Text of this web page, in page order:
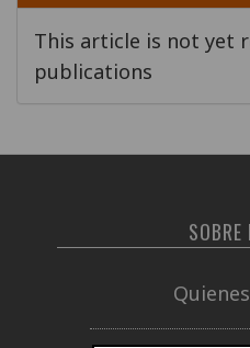
This article is not yet
publications